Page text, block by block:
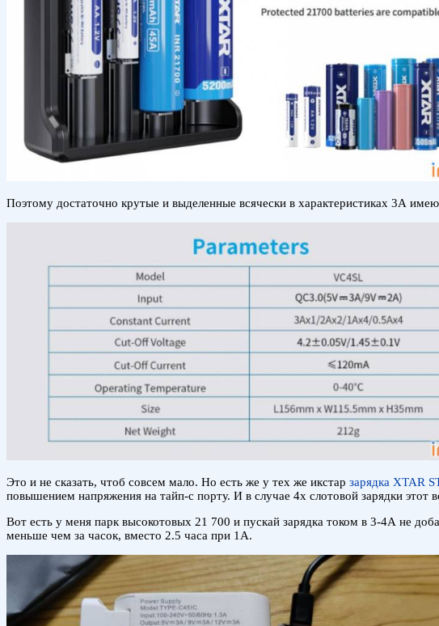
Поэтому достаточно крутые и выделенные всячески в характеристиках 3А
Это и не сказать, чтоб совсем мало. Но есть же у тех же икстар зарядка XTAR
повышением напряжения на тайп-с порту. И в случае 4х слотовой зарядки этот
Вот есть у меня парк высокотовых 21 700 и пускай зарядка током в 3-4А не
меньше чем за часок, вместо 2.5 часа при 1А.